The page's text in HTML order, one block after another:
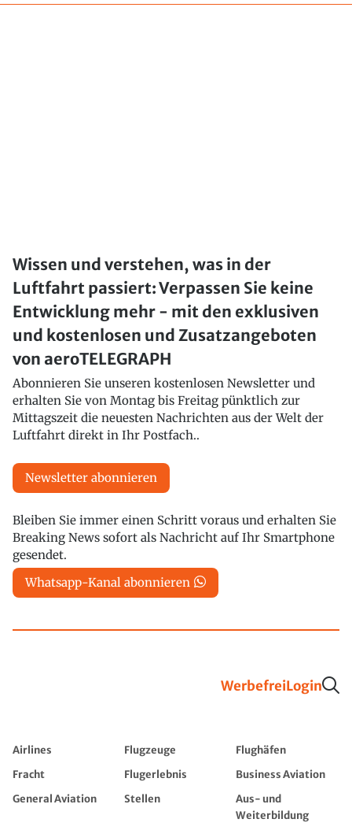
Wissen und verstehen, was in der
Luftfahrt passiert: Verpassen Sie keine
Entwicklung mehr - mit den exklusiven
und kostenlosen und Zusatzangeboten
von aeroTELEGRAPH
Abonnieren Sie unseren kostenlosen Newsletter und
erhalten Sie von Montag bis Freitag pünktlich zur
Mittagszeit die neuesten Nachrichten aus der Welt der
Luftfahrt direkt in Ihr Postfach..
Newsletter abonnieren
Bleiben Sie immer einen Schritt voraus und erhalten Sie
Breaking News sofort als Nachricht auf Ihr Smartphone
gesendet.
Whatsapp-Kanal abonnieren
WerbefreiLogin
Airlines Flugzeuge
Flughäfen
Fracht
Flugerlebnis
Business Aviation
General Aviation
Stellen
Aus- und
Weiterbildung